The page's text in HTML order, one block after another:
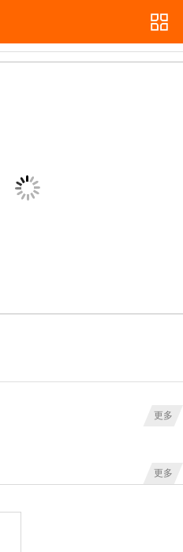
更多
更多